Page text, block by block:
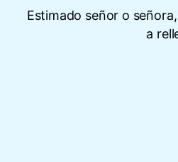
Estimado señor o
a